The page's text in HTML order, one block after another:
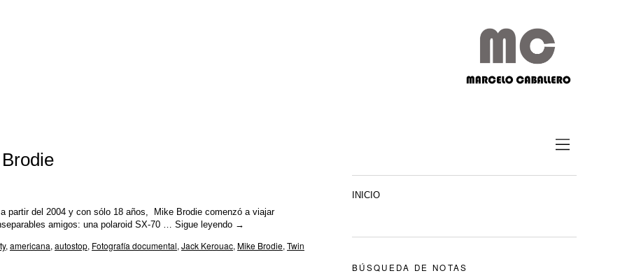
partir del 2004 y con sólo 18 años, Mike Brodie comenzó a viajar
amigos: una polaroid SX-70 … Sigue leyendo →
, americana, autostop, Fotografía documental, Jack Kerouac, Mike Brodie, Twin
INICIO
BÚSQUEDA DE NOTAS